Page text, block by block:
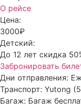
О рейсе
Цена:
3000₽
Детский:
До 12 лет скидка
Забронировать
Дни отправления:
Транспорт: Yutong
Багаж: Багаж